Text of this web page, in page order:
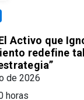
Activo que
redefine
de 2026
horas